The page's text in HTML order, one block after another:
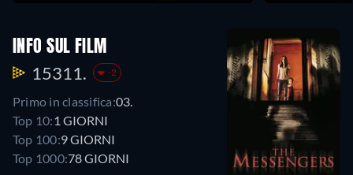
INFO SUL FILM
15311. -2
Primo in classifica:03.
Top 10: 1 GIORNI
Top 100:9 GIORNI
Top 1000:78 GIORNI